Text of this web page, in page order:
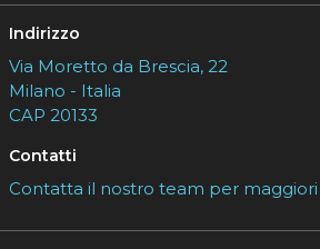
Indirizzo
Via Moretto da Brescia, 22
Milano - Italia
CAP 20133
Contatti
Contatta il nostro team per